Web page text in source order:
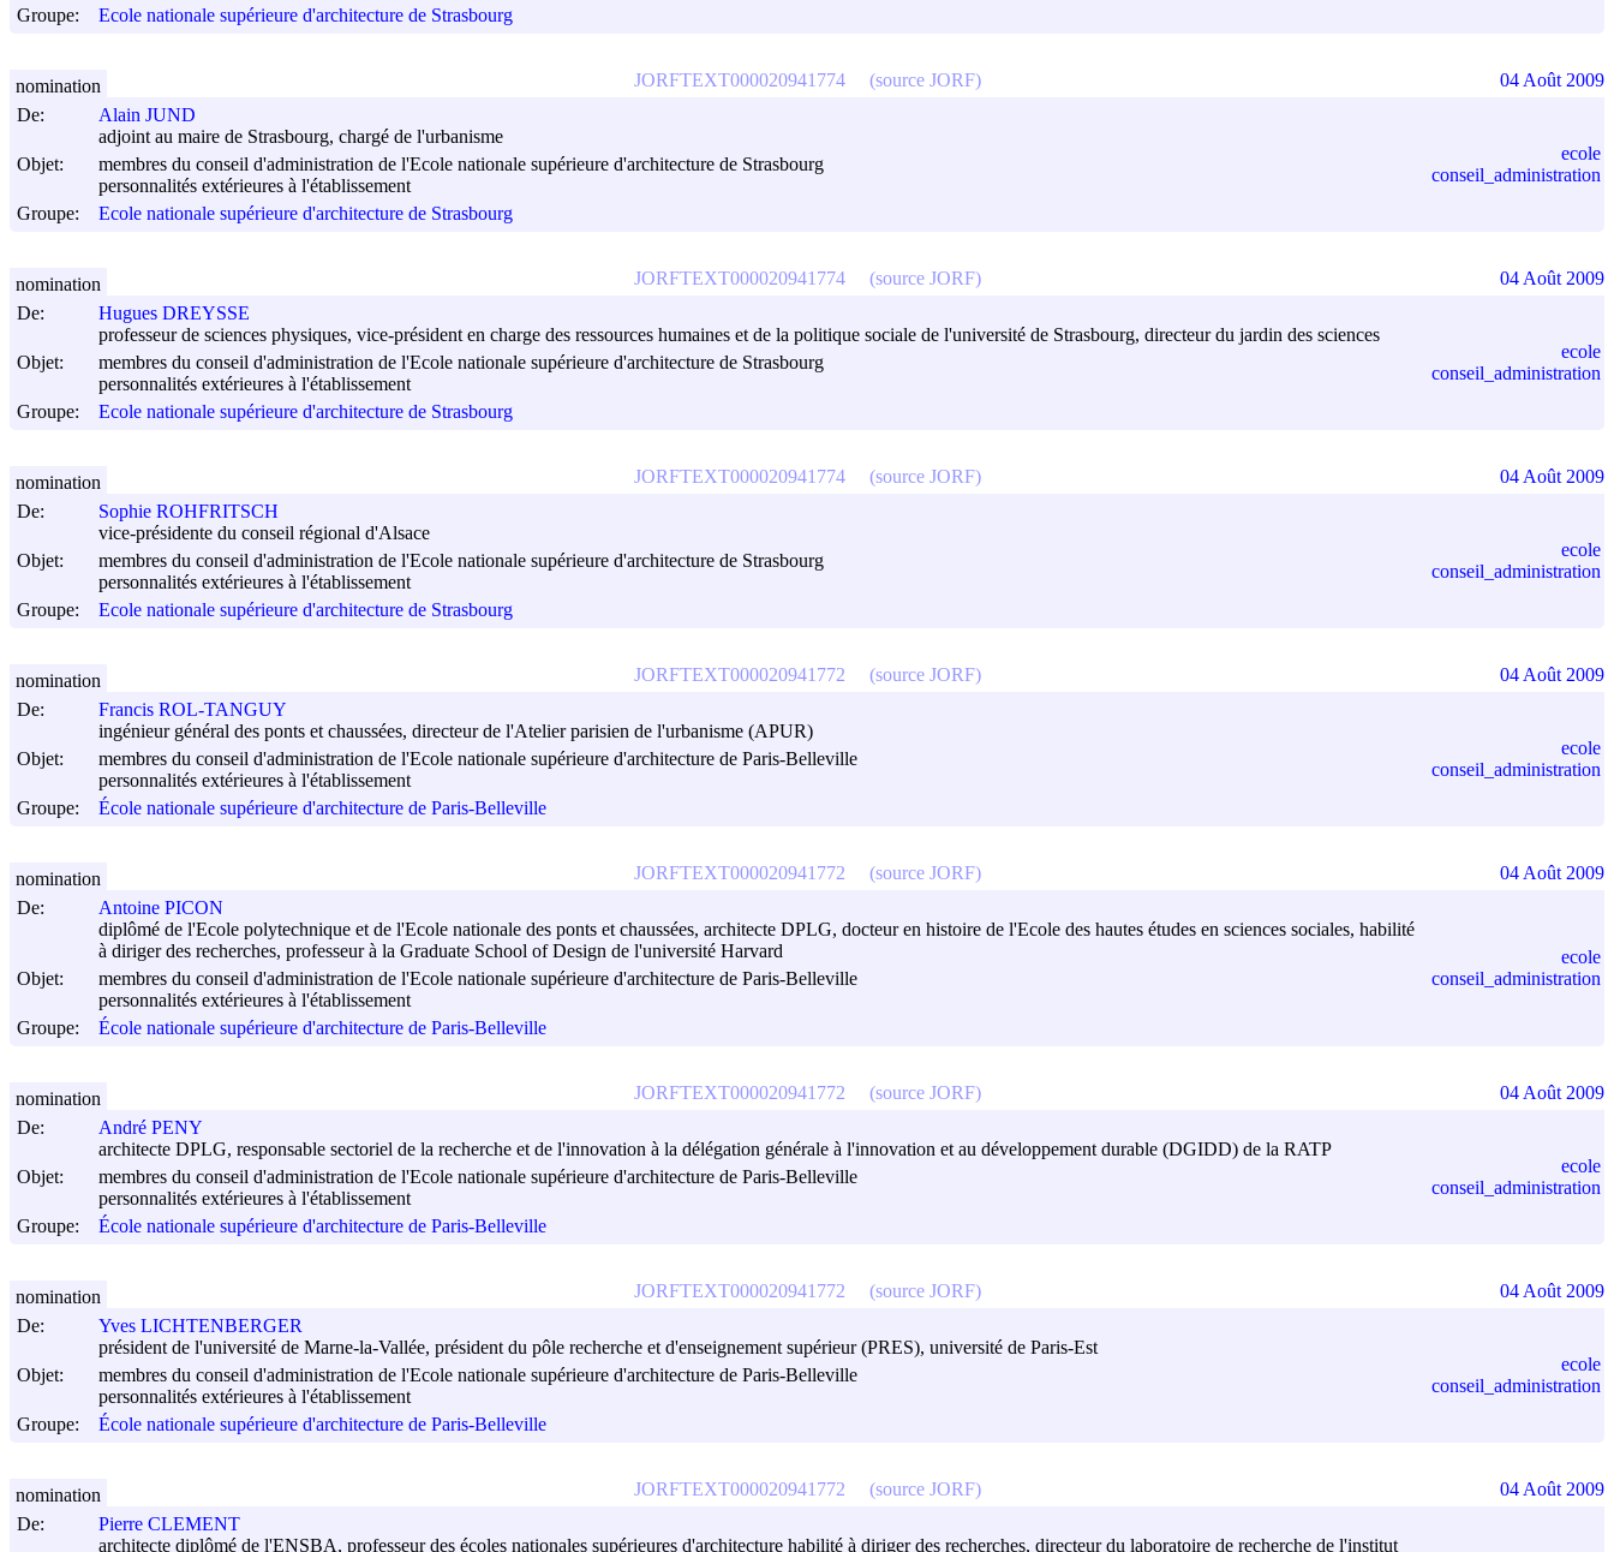
Groupe:
Ecole nationale supérieure d'architecture de Strasbourg
De:
Alain JUND
adjoint au maire de Strasbourg, chargé de l'urbanisme
Objet:
membres du conseil d'administration de l'Ecole nationale supérieure d'architecture de Strasbourg
personnalités extérieures à l'établissement
Groupe:
Ecole nationale supérieure d'architecture de Strasbourg
ecole
conseil_administration
JORFTEXT000020941774 (source JORF)
nomination 04 Août 2009
De:
Hugues DREYSSE
professeur de sciences physiques, vice-président en charge des ressources humaines et de la politique sociale de l'université de Strasbourg, directeur du jardin des sciences
Objet:
membres du conseil d'administration de l'Ecole nationale supérieure d'architecture de Strasbourg
personnalités extérieures à l'établissement
Groupe:
Ecole nationale supérieure d'architecture de Strasbourg
ecole
conseil_administration
JORFTEXT000020941774 (source JORF)
nomination 04 Août 2009
De:
Sophie ROHFRITSCH
vice-présidente du conseil régional d'Alsace
Objet:
membres du conseil d'administration de l'Ecole nationale supérieure d'architecture de Strasbourg
personnalités extérieures à l'établissement
Groupe:
Ecole nationale supérieure d'architecture de Strasbourg
ecole
conseil_administration
JORFTEXT000020941774 (source JORF)
nomination 04 Août 2009
De:
Francis ROL-TANGUY
ingénieur général des ponts et chaussées, directeur de l'Atelier parisien de l'urbanisme (APUR)
Objet:
membres du conseil d'administration de l'Ecole nationale supérieure d'architecture de Paris-Belleville
personnalités extérieures à l'établissement
Groupe:
École nationale supérieure d'architecture de Paris-Belleville
ecole
conseil_administration
JORFTEXT000020941772 (source JORF)
nomination 04 Août 2009
De:
Antoine PICON
diplômé de l'Ecole polytechnique et de l'Ecole nationale des ponts et chaussées, architecte DPLG, docteur en histoire de l'Ecole des hautes études en sciences sociales, habilité
à diriger des recherches, professeur à la Graduate School of Design de l'université Harvard
Objet:
membres du conseil d'administration de l'Ecole nationale supérieure d'architecture de Paris-Belleville
personnalités extérieures à l'établissement
Groupe:
École nationale supérieure d'architecture de Paris-Belleville
ecole
conseil_administration
JORFTEXT000020941772 (source JORF)
nomination 04 Août 2009
De:
André PENY
architecte DPLG, responsable sectoriel de la recherche et de l'innovation à la délégation générale à l'innovation et au développement durable (DGIDD) de la RATP
Objet:
membres du conseil d'administration de l'Ecole nationale supérieure d'architecture de Paris-Belleville
personnalités extérieures à l'établissement
Groupe:
École nationale supérieure d'architecture de Paris-Belleville
ecole
conseil_administration
JORFTEXT000020941772 (source JORF)
nomination 04 Août 2009
De:
Yves LICHTENBERGER
président de l'université de Marne-la-Vallée, président du pôle recherche et d'enseignement supérieur (PRES), université de Paris-Est
Objet:
membres du conseil d'administration de l'Ecole nationale supérieure d'architecture de Paris-Belleville
personnalités extérieures à l'établissement
Groupe:
École nationale supérieure d'architecture de Paris-Belleville
ecole
conseil_administration
JORFTEXT000020941772 (source JORF)
nomination 04 Août 2009
De:
Pierre CLEMENT
architecte diplômé de l'ENSBA, professeur des écoles nationales supérieures d'architecture habilité à diriger des recherches, directeur du laboratoire de recherche de l'institut
JORFTEXT000020941772 (source JORF)
nomination 04 Août 2009